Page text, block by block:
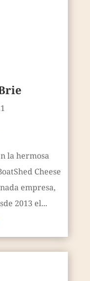
la hermosa
Cheese
empresa,
2013 el...